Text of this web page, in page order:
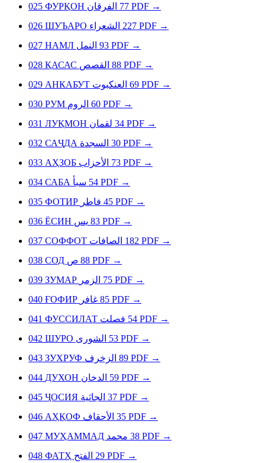
025 ФУРҚОН الفرقان 77 PDF →
026 ШУЪАРО الشعراء 227 PDF →
027 НАМЛ النمل 93 PDF →
028 ҚАСАС القصص 88 PDF →
029 АНКАБУТ العنكبوت 69 PDF →
030 РУМ الروم 60 PDF →
031 ЛУҚМОН لقمان 34 PDF →
032 САҶДА السجدة 30 PDF →
033 АҲЗОБ الأحزاب 73 PDF →
034 САБА سبأ 54 PDF →
035 ФОТИР فاطر 45 PDF →
036 ЁСИН يس 83 PDF →
037 СОФФОТ الصافات 182 PDF →
038 СОД ص 88 PDF →
039 ЗУМАР الزمر 75 PDF →
040 ҒОФИР غافر 85 PDF →
041 ФУССИЛАТ فصلت 54 PDF →
042 ШУРО الشورى 53 PDF →
043 ЗУХРУФ الزخرف 89 PDF →
044 ДУХОН الدخان 59 PDF →
045 ҶОСИЯ الجاثية 37 PDF →
046 АҲҚОФ الأحقاف 35 PDF →
047 МУҲАММАД محمد 38 PDF →
048 ФАТҲ الفتح 29 PDF →